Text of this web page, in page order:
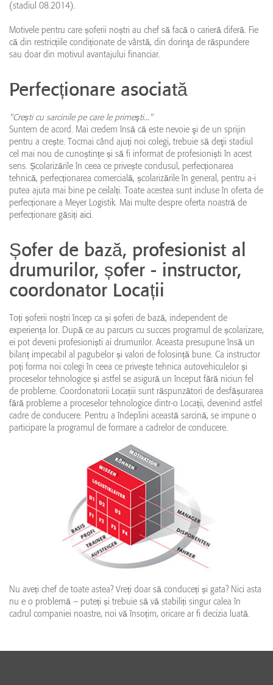
(stadiul 08.2014).
Motivele pentru care șoferii noștri au chef să facă o carieră diferă. Fie
că din restricțiile condiționate de vârstă, din dorinţa de răspundere
sau doar din motivul avantajului financiar.
Perfecționare asociată
"Crești cu sarcinile pe care le primeşti..."
Suntem de acord. Mai credem însă că este nevoie şi de un sprijin
pentru a crește. Tocmai când ajuți noi colegi, trebuie să deţii stadiul
cel mai nou de cunoștințe și să fi informat de profesioniști în acest
sens. Școlarizările în ceea ce privește condusul, perfecționarea
tehnică, perfecționarea comercială, școlarizările în general, pentru a-i
putea ajuta mai bine pe ceilalți. Toate acestea sunt incluse în oferta de
perfecționare a Meyer Logistik. Mai multe despre oferta noastră de
perfecționare găsiți aici.
Șofer de bază, profesionist al
drumurilor, șofer - instructor,
coordonator Locații
Toți șoferii noștri încep ca și șoferi de bază, independent de
experiența lor. După ce au parcurs cu succes programul de școlarizare,
ei pot deveni profesioniști ai drumurilor. Aceasta presupune însă un
bilanț impecabil al pagubelor și valori de folosință bune. Ca instructor
poți forma noi colegi în ceea ce privește tehnica autovehiculelor și
proceselor tehnologice și astfel se asigură un început fără niciun fel
de probleme. Coordonatorii Locațiii sunt răspunzători de desfășurarea
fără probleme a proceselor tehnologice dintr-o Locații, devenind astfel
cadre de conducere. Pentru a îndeplini această sarcină, se impune o
participare la programul de formare a cadrelor de conducere.
Nu aveți chef de toate astea? Vreți doar să conduceți și gata? Nici asta
nu e o problemă – puteți și trebuie să vă stabiliți singur calea în
cadrul companiei noastre, noi vă însoțim, oricare ar fi decizia luată.